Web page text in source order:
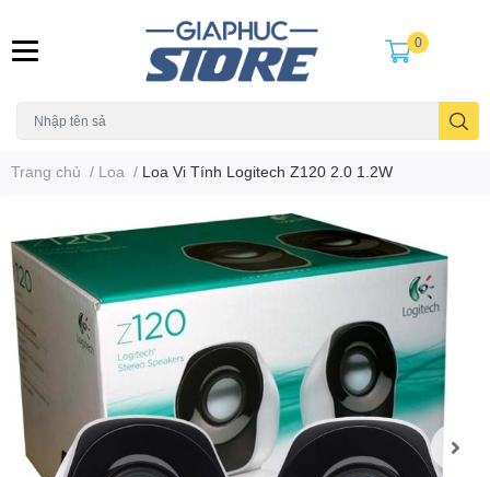
0
Trang chủ / Loa / Loa Vi Tính Logitech Z120 2.0 1.2W